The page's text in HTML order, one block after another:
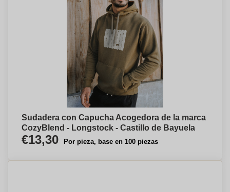
Sudadera con Capucha Acogedora de la marca
CozyBlend - Longstock - Castillo de Bayuela
€13,30 Por pieza, base en 100 piezas